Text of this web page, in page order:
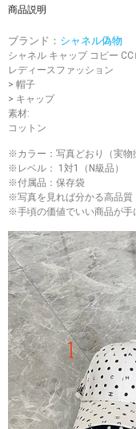
商品説明
ブランド： シャネル偽物
シャネル キャップ コピー CC
レディースファッション
> 帽子
> キャップ
素材:
コットン
※カラー：写真どおり（実物
※レベル： 1対1（N級品）
※付属品：保存袋
※写真を見れば分かる高品質
※手頃の価値でいい商品が手